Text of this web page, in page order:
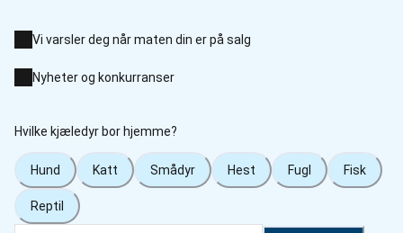
Vi varsler deg når maten din er på salg
Nyheter og konkurranser
Hvilke kjæledyr bor hjemme?
Hund Katt Smådyr Hest Fugl Fisk
Reptil